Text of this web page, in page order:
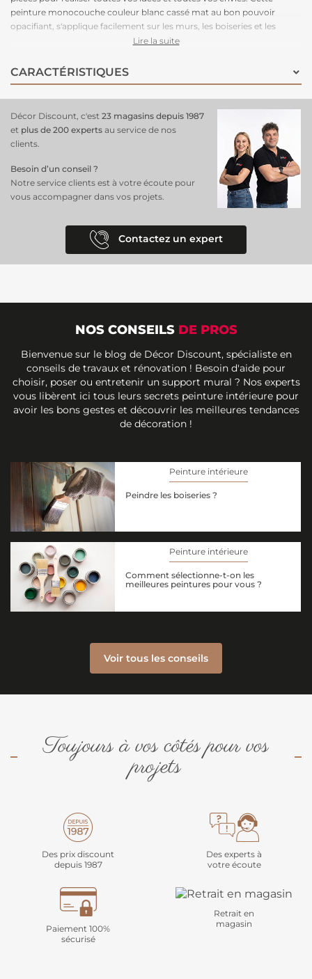
peinture monocouche couleur blanc cassé mat au bon pouvoir
opacifiant, s'applique facilement sur les murs, les boiseries et les
radiateurs. Dotée d'une formule qui purifie l'air intérieur, cette
Lire la suite
CARACTÉRISTIQUES
Décor Discount, c'est 23 magasins depuis 1987
et plus de 200 experts au service de nos
clients.
Besoin d’un conseil ?
Notre service clients est à votre écoute pour
vous accompagner dans vos projets.
Contactez un expert
NOS CONSEILS DE PROS
Bienvenue sur le blog de Décor Discount, spécialiste en
conseils de travaux et rénovation ! Besoin d'aide pour
choisir, poser ou entretenir un support mural ? Nos experts
vous libèrent ici tous leurs secrets peinture intérieure pour
avoir les bons gestes et découvrir les meilleures tendances
de décoration !
Peinture intérieure
Peindre les boiseries ?
Peinture intérieure
Comment sélectionne-t-on les
meilleures peintures pour vous ?
Voir tous les conseils
Toujours à vos côtés pour vos
projets
Des prix discount
depuis 1987
Des experts à
votre écoute
Paiement 100%
sécurisé
Retrait en
magasin